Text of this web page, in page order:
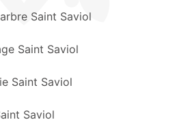
Saint Saviol
Saint Saviol
Saint Saviol
Saviol